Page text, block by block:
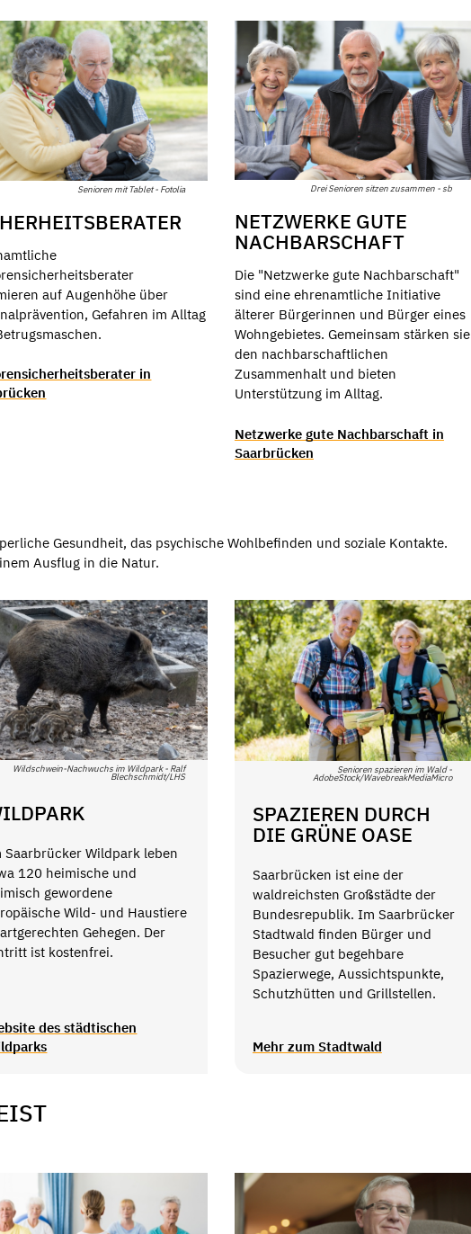
Senioren mit Tablet - Fotolia
auf Augenhöhe über
Gefahren im Alltag
in
Drei Senioren sitzen zusammen - sb
NETZWERKE GUTE
NACHBARSCHAFT
Die "Netzwerke gute Nachbarschaft"
sind eine ehrenamtliche Initiative
älterer Bürgerinnen und Bürger eines
Wohngebietes. Gemeinsam stärken sie
den nachbarschaftlichen
Zusammenhalt und bieten
Unterstützung im Alltag.
Netzwerke gute Nachbarschaft in
Saarbrücken
Gesundheit, das psychische Wohlbefinden und soziale Kontakte.
Ausflug in die Natur.
Wildschwein-Nachwuchs im Wildpark - Ralf
Blechschmidt/LHS
Saarbrücker Wildpark leben
120 heimische und
gewordene
Wild- und Haustiere
Gehegen. Der
ist kostenfrei.
des städtischen
Senioren spazieren im Wald -
AdobeStock/WavebreakMediaMicro
SPAZIEREN DURCH
DIE GRÜNE OASE
Saarbrücken ist eine der
waldreichsten Großstädte der
Bundesrepublik. Im Saarbrücker
Stadtwald finden Bürger und
Besucher gut begehbare
Spazierwege, Aussichtspunkte,
Schutzhütten und Grillstellen.
Mehr zum Stadtwald